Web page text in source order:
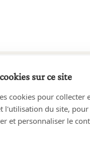
aujourd'hui
ROSART(2300
sur ce site
cookies pour collecter
l'utilisation du site,
et personnaliser le